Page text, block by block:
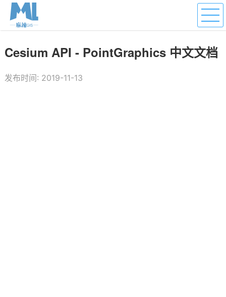
Cesium API - PointGraphics 中文文档
发布时间: 2019-11-13